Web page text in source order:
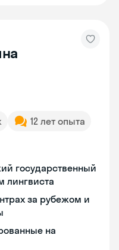
12 лет опыта
государственный
лингвиста
за рубежом и
на